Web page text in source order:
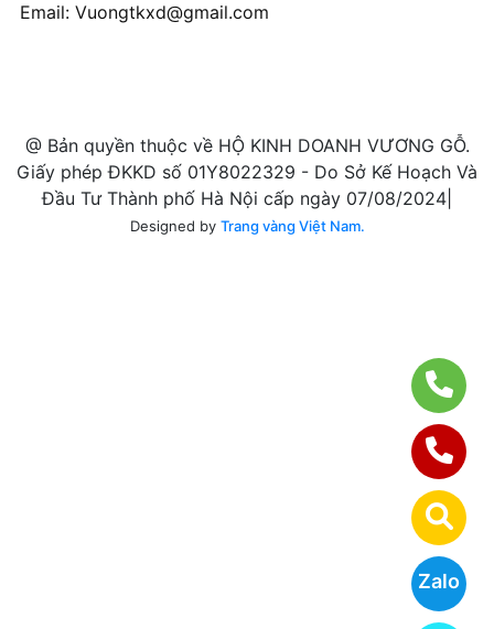
Zalo
Email: Vuongtkxd@gmail.com
@ Bản quyền thuộc về HỘ KINH DOANH VƯƠNG GỖ.
Giấy phép ĐKKD số 01Y8022329 - Do Sở Kế Hoạch Và
Đầu Tư Thành phố Hà Nội cấp ngày 07/08/2024|
Designed by Trang vàng Việt Nam.